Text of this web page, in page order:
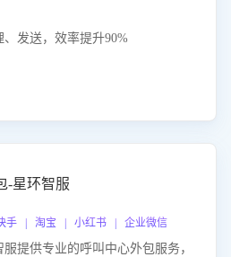
发送，效率提升90%
-星环智服
| 淘宝 | 小红书 | 企业微信
提供专业的呼叫中心外包服务，